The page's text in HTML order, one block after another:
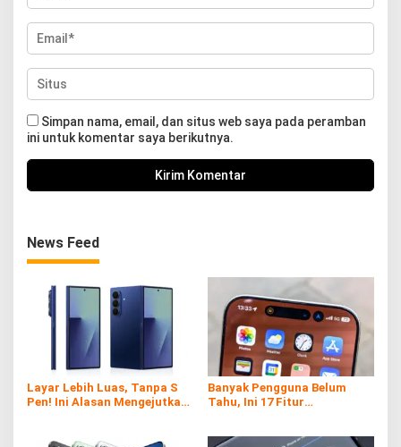
Simpan nama, email, dan situs web saya pada peramban
ini untuk komentar saya berikutnya.
News Feed
Layar Lebih Luas, Tanpa S
Pen! Ini Alasan Mengejutkan
Banyak Pengguna Belum
Tahu, Ini 17 Fitur